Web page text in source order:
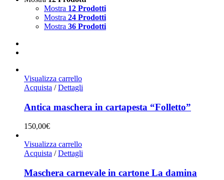
Mostra 12 Prodotti
Mostra 24 Prodotti
Mostra 36 Prodotti
Visualizza carrello
Acquista / Dettagli
Antica maschera in cartapesta “Folletto”
150,00€
Visualizza carrello
Acquista / Dettagli
Maschera carnevale in cartone La damina